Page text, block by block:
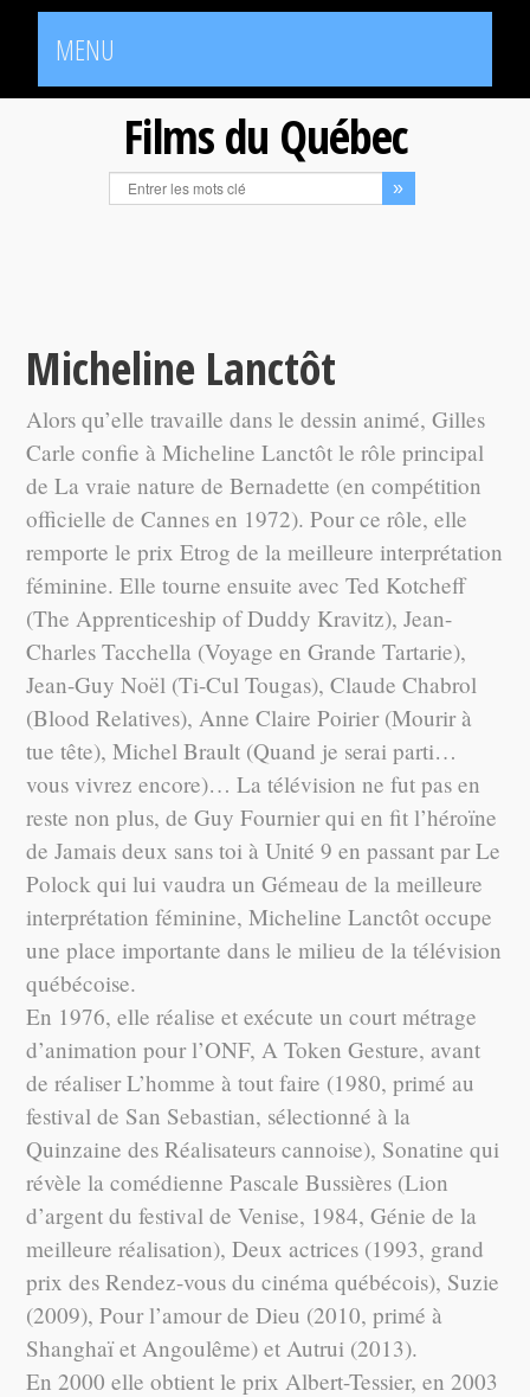
MENU
Films du Québec
Micheline Lanctôt
Alors qu’elle travaille dans le dessin animé, Gilles
Carle confie à Micheline Lanctôt le rôle principal
de La vraie nature de Bernadette (en compétition
officielle de Cannes en 1972). Pour ce rôle, elle
remporte le prix Etrog de la meilleure interprétation
féminine. Elle tourne ensuite avec Ted Kotcheff
(The Apprenticeship of Duddy Kravitz), Jean-
Charles Tacchella (Voyage en Grande Tartarie),
Jean-Guy Noël (Ti-Cul Tougas), Claude Chabrol
(Blood Relatives), Anne Claire Poirier (Mourir à
tue tête), Michel Brault (Quand je serai parti…
vous vivrez encore)… La télévision ne fut pas en
reste non plus, de Guy Fournier qui en fit l’héroïne
de Jamais deux sans toi à Unité 9 en passant par Le
Polock qui lui vaudra un Gémeau de la meilleure
interprétation féminine, Micheline Lanctôt occupe
une place importante dans le milieu de la télévision
québécoise.
En 1976, elle réalise et exécute un court métrage
d’animation pour l’ONF, A Token Gesture, avant
de réaliser L’homme à tout faire (1980, primé au
festival de San Sebastian, sélectionné à la
Quinzaine des Réalisateurs cannoise), Sonatine qui
révèle la comédienne Pascale Bussières (Lion
d’argent du festival de Venise, 1984, Génie de la
meilleure réalisation), Deux actrices (1993, grand
prix des Rendez-vous du cinéma québécois), Suzie
(2009), Pour l’amour de Dieu (2010, primé à
Shanghaï et Angoulême) et Autrui (2013).
En 2000 elle obtient le prix Albert-Tessier, en 2003